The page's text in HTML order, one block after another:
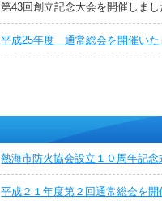
第43回創立記念大会を開催しま
平成25年度 通常総会を開催いた
熱海市防火協会設立１０周年記
平成２１年度第２回通常総会を